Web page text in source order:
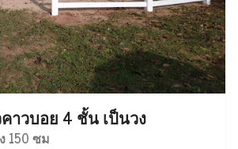
คาวบอย 4 ชั้น เป็นวง
150 ซม